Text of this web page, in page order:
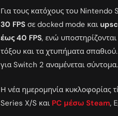
Για τους κατόχους του Nintendo
30 FPS σε docked mode και
έως 40 FPS, ενώ
τόξου και τα χτυπήματα
για Switch 2 αναμένεται σύντομα.
Η νέα ημερομηνία κυκλοφορίας
Series X/S και PC μέσω Steam,